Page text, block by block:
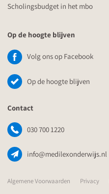
Scholingsbudget in het mbo
Op de hoogte blijven
Volg ons op Facebook
Op de hoogte blijven
Contact
030 700 1220
info@medilexonderwijs.nl
Algemene Voorwaarden Privacy